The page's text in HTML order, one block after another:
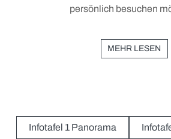
Heilklima
Tölzer Laufcamp
Tölzer Veg
Entspannung
Stadtspaziergang
persönlich besuchen
MEHR LESEN
Infotafel 1 Panorama